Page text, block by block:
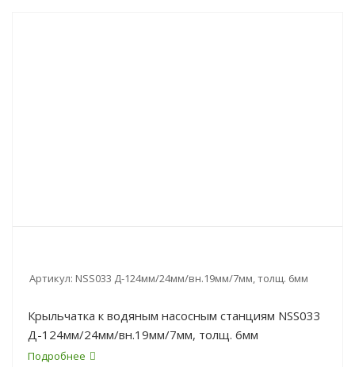
Артикул: NSS033 Д-124мм/24мм/вн.19мм/7мм, толщ. 6мм
Крыльчатка к водяным насосным станциям NSS033
Д-124мм/24мм/вн.19мм/7мм, толщ. 6мм
Подробнее